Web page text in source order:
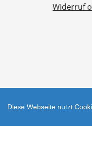
Widerruf
Diese Webseite nutzt